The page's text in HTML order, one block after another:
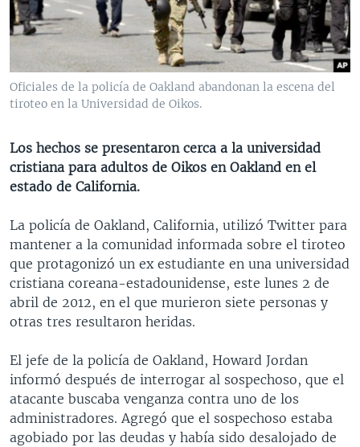
VENEZUELA
NICARAGUA
ECONOMÍA
ENTRETENIMIENTO Y CULTURA
TECNOLOGÍA
DEPORTES
MULTIMEDIA
FOTOGRAFÍA
AUDIOS
EL MUNDO AL DÍA
FORO INTERAMERICANO
LAS CLAVES
PANORAMA
RADIO
AVANCE INFORMATIVO
BUENOS DÍAS AMÉRICA
ESTADOS UNIDOS AL DÍA
EL MUNDO AL DÍA [RADIO]
FORO [RADIO]
DEPORTIVO INTERNACIONAL
NOTA ECONÓMICA
DIRECT
Learning English
Idiomas
Oficiales de la policía de Oakland abandonan la escena del
tiroteo en la Universidad de Oikos.
Los hechos se presentaron cerca a la universidad
cristiana para adultos de Oikos en Oakland en el
estado de California.
La policía de Oakland, California, utilizó Twitter para
mantener a la comunidad informada sobre el tiroteo
que protagonizó un ex estudiante en una universidad
cristiana coreana-estadounidense, este lunes 2 de
abril de 2012, en el que murieron siete personas y
otras tres resultaron heridas.
El jefe de la policía de Oakland, Howard Jordan
informó después de interrogar al sospechoso, que el
atacante buscaba venganza contra uno de los
administradores. Agregó que el sospechoso estaba
agobiado por las deudas y había sido desalojado de